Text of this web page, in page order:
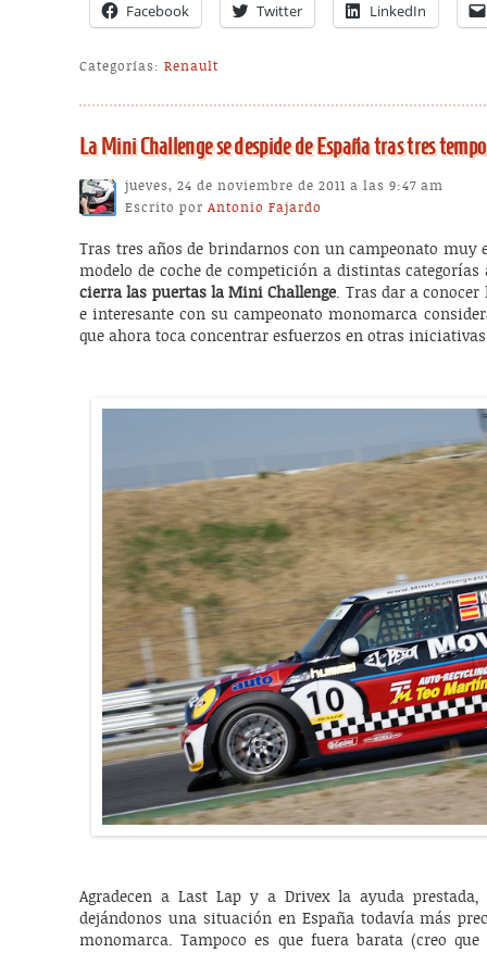
Facebook Twitter LinkedIn
Categorías: Renault
La Mini Challenge se despide de España tras tres
jueves, 24 de noviembre de 2011 a las 9:47 am
Escrito porAntonio Fajardo
Tras tres años de brindarnos con un campeonato muy
modelo de coche de competición a distintas
cierra las puertas la Mini Challenge. Tras dar a
e interesante con su campeonato monomarca
que ahora toca concentrar esfuerzos en otras
Agradecen a Last Lap y a Drivex la ayuda
dejándonos una situación en España todavía más
monomarca. Tampoco es que fuera barata (creo